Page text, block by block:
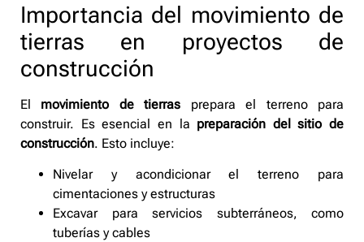
Importancia del movimiento de
tierras en proyectos de
construcción
El movimiento de tierras prepara el terreno para
construir. Es esencial en la preparación del sitio de
construcción. Esto incluye:
Nivelar y acondicionar el terreno para
cimentaciones y estructuras
Excavar para servicios subterráneos, como
tuberías y cables